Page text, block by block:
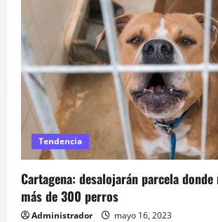
Tendencia
Cartagena: desalojarán parcela
más de 300 perros
Administrador mayo 16, 2023